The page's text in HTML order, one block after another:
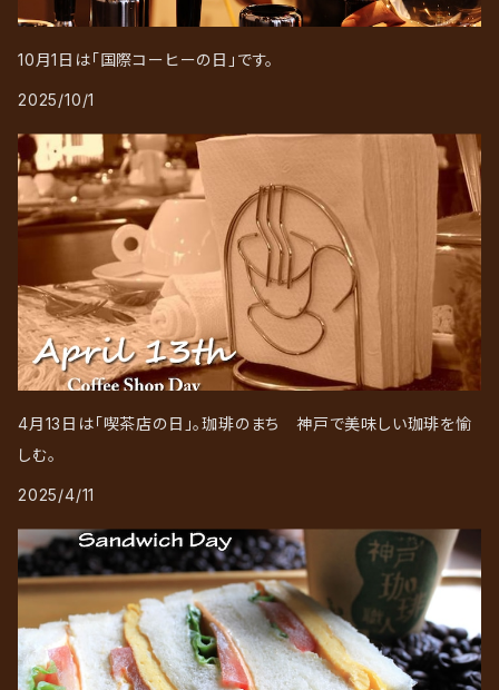
10月1日は「国際コーヒーの日」です。
2025/10/1
4月13日は「喫茶店の日」。珈琲のまち 神戸で美味しい珈琲を愉
しむ。
2025/4/11